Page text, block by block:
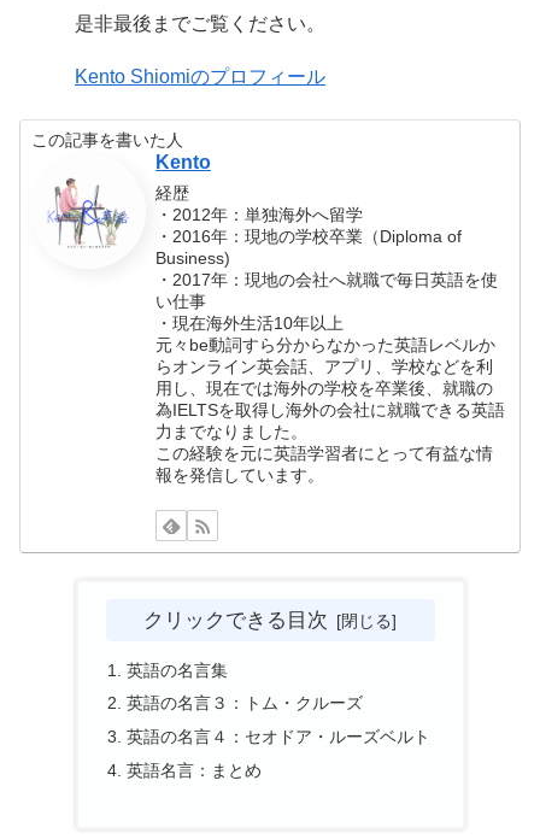
是非最後までご覧ください。
Kento Shiomiのプロフィール
この記事を書いた人
Kento
経歴
・2012年：単独海外へ留学
・2016年：現地の学校卒業（Diploma of
Business)
・2017年：現地の会社へ就職で毎日英語を使
い仕事
・現在海外生活10年以上
元々be動詞すら分からなかった英語レベルか
らオンライン英会話、アプリ、学校などを利
用し、現在では海外の学校を卒業後、就職の
為IELTSを取得し海外の会社に就職できる英語
力までなりました。
この経験を元に英語学習者にとって有益な情
報を発信しています。
クリックできる目次
英語の名言集
英語の名言３：トム・クルーズ
英語の名言４：セオドア・ルーズベルト
英語名言：まとめ